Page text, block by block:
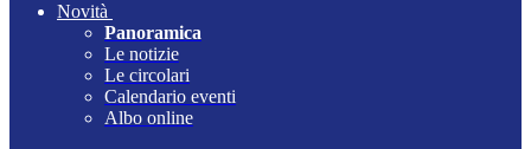
Novità
Panoramica
Le notizie
Le circolari
Calendario eventi
Albo online